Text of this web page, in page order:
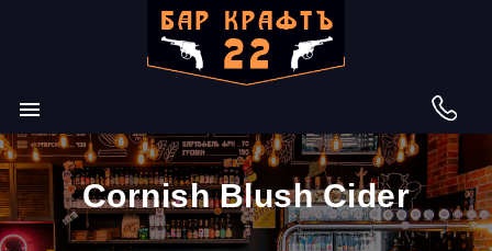

Cornish Blush Cider